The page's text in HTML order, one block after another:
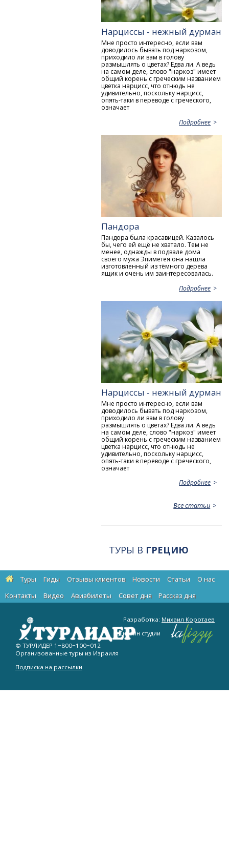
Нарциссы - нежный дурман
Мне просто интересно, если вам
доводилось бывать под наркозом,
приходило ли вам в голову
размышлять о цветах? Едва ли. А ведь
на самом деле, слово "наркоз" имеет
общий корень с греческим названием
цветка нарцисс, что отнюдь не
удивительно, поскольку нарцисс,
опять-таки в переводе с греческого,
означает
Подробнее
Пандора
Пандора была красавицей. Казалось
бы, чего ей ещё не хватало. Тем не
менее, однажды в подвале дома
своего мужа Эпиметея она нашла
изготовленный из тёмного дерева
ящик и очень им заинтересовалась.
Подробнее
Нарциссы - нежный дурман
Мне просто интересно, если вам
доводилось бывать под наркозом,
приходило ли вам в голову
размышлять о цветах? Едва ли. А ведь
на самом деле, слово "наркоз" имеет
общий корень с греческим названием
цветка нарцисс, что отнюдь не
удивительно, поскольку нарцисс,
опять-таки в переводе с греческого,
означает
Подробнее
Все статьи
ТУРЫ В ГРЕЦИЮ
Туры Гиды Отзывы клиентов Новости Статьи
О нас
Контакты
Видео Авиабилеты Cовет дня Рассказ дня
© ТУРЛИДЕР 1−800−100−012
Организованные туры из Израиля
Подписка на рассылки
Разработка: Михаил Коротаев
Дизайн студии